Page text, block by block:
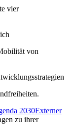
vier
von
2030Externer
zu ihrer